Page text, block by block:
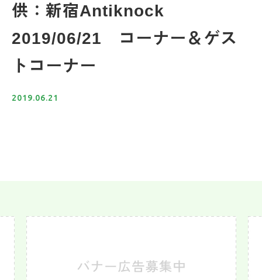
供：新宿Antiknock
2019/06/21 コーナー＆ゲス
トコーナー
2019.06.21